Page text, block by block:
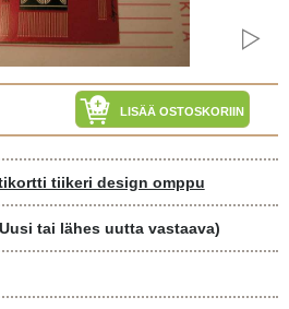
LISÄÄ OSTOSKORIIN
tiikeri design omppu
tai lähes uutta vastaava)